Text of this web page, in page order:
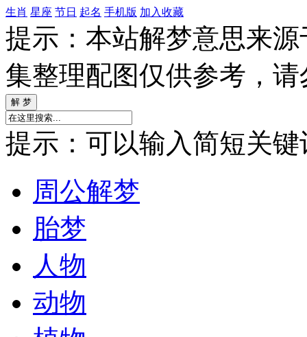
生肖 星座 节日 起名 手机版 加入收藏
提示：本站解梦意思来
集整理配图仅供参考，
提示：可以输入简短关键
周公解梦
胎梦
人物
动物